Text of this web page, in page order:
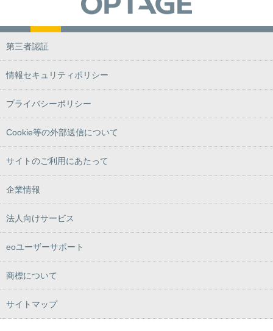
第三者認証
情報セキュリティポリシー
プライバシーポリシー
Cookie等の外部送信について
サイトのご利用にあたって
企業情報
法人向けサービス
eoユーザーサポート
商標について
サイトマップ